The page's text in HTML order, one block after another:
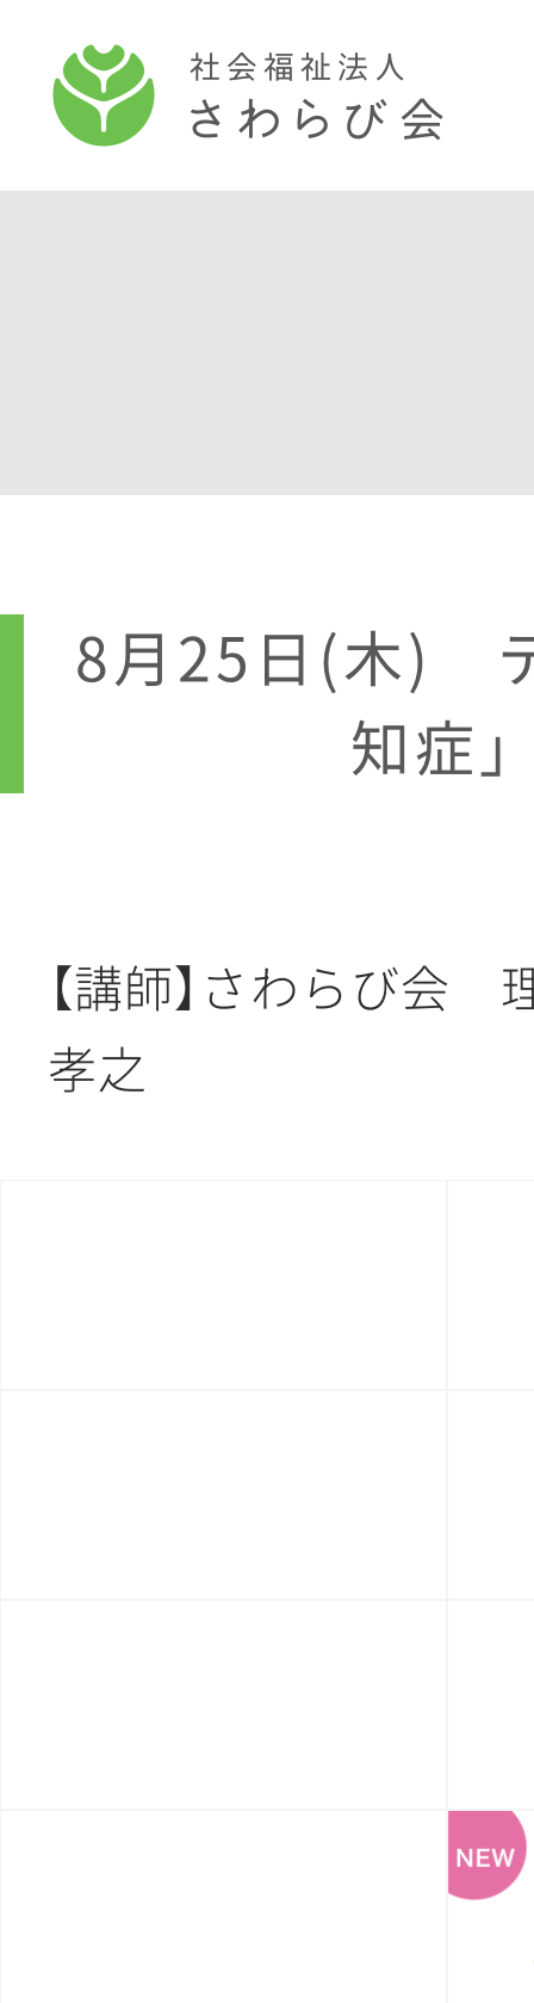
8月25日(木)
知症
【講師】さわらび
孝之